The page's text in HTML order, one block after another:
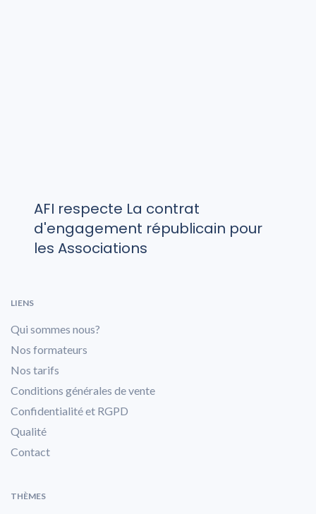
AFI respecte La contrat
d'engagement républicain pour
les Associations
LIENS
Qui sommes nous?
Nos formateurs
Nos tarifs
Conditions générales de vente
Confidentialité et RGPD
Qualité
Contact
THÈMES